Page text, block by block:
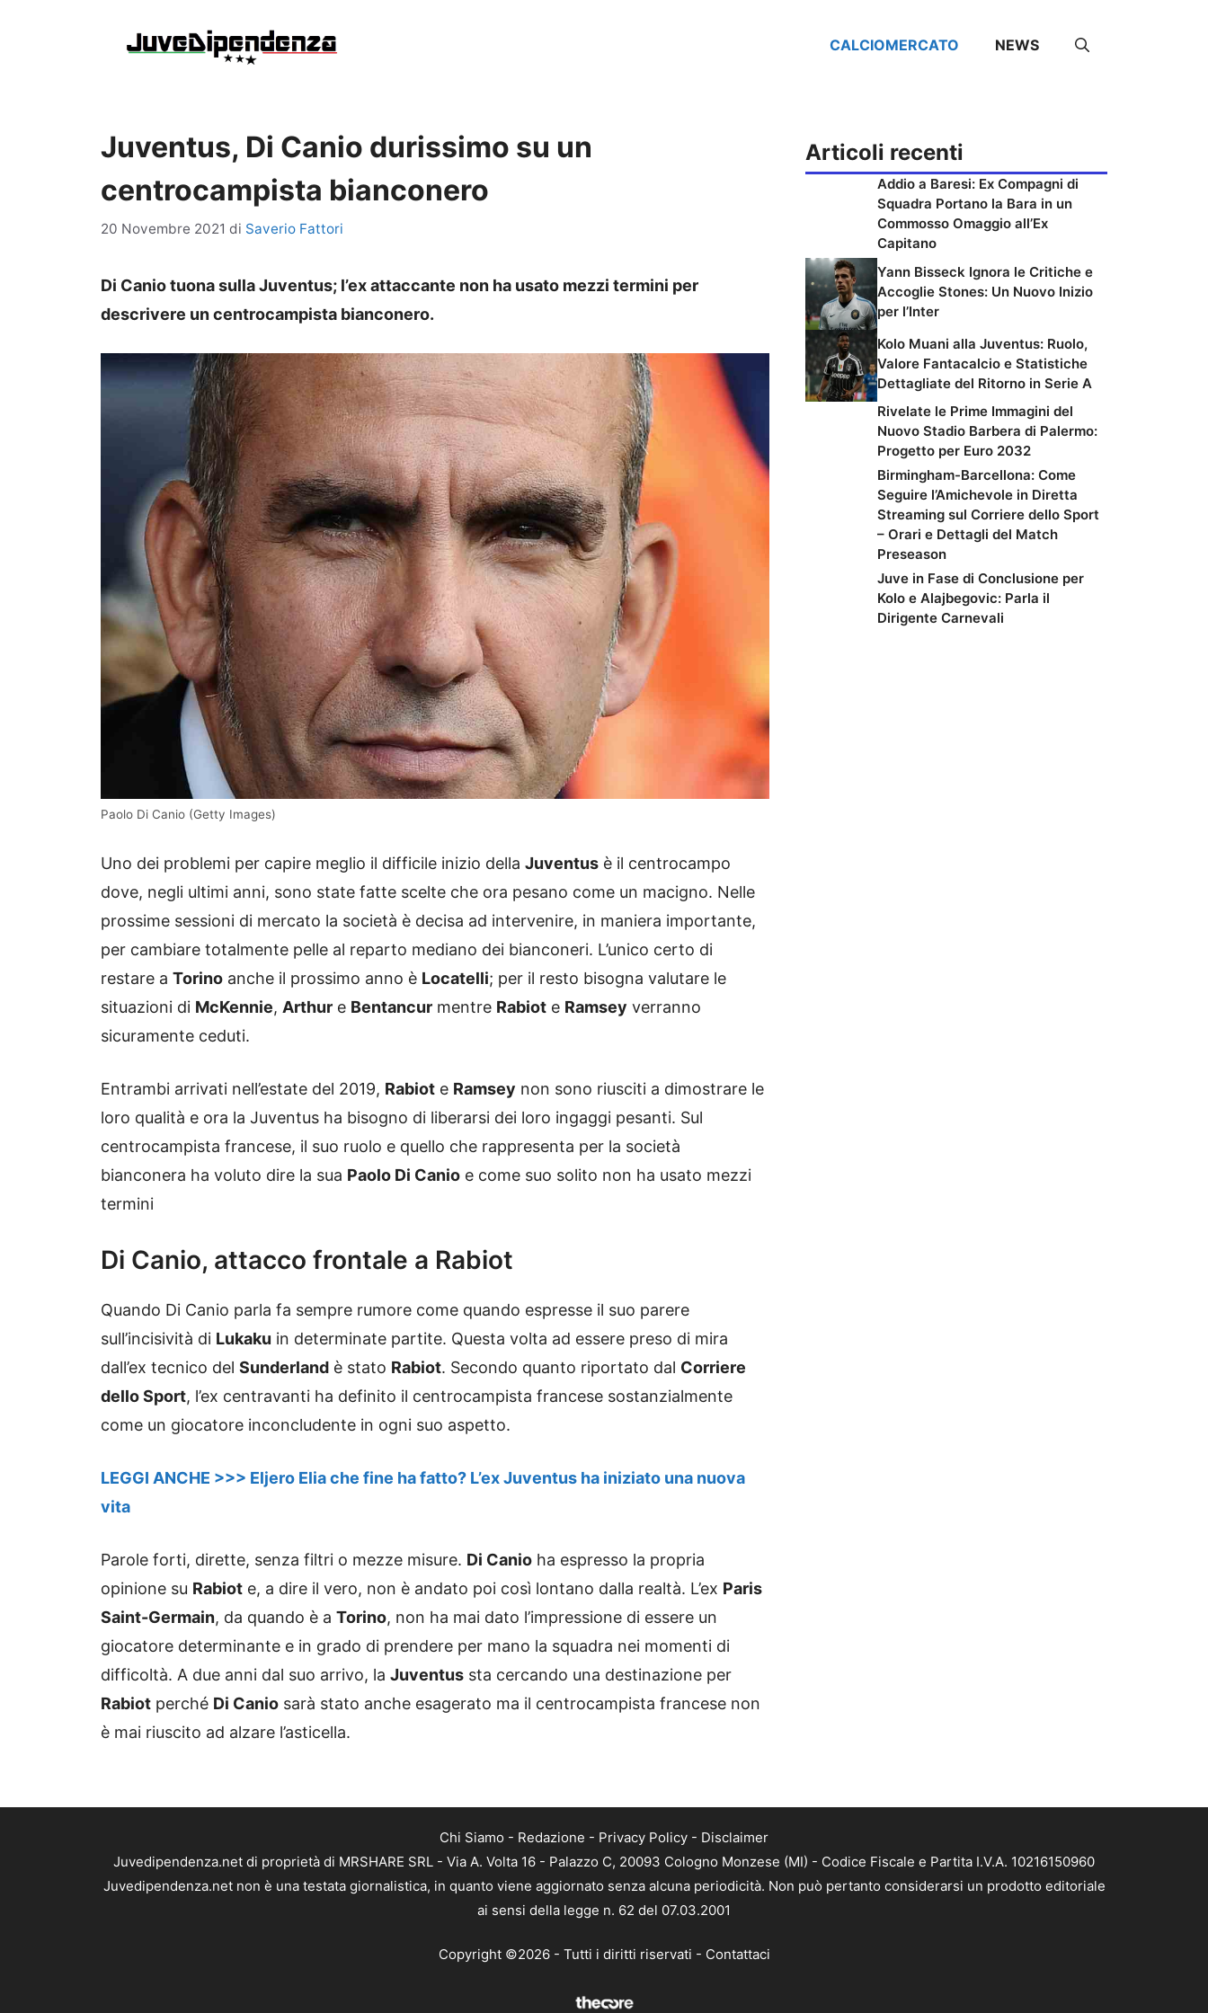
CALCIOMERCATO NEWS
Juventus, Di Canio durissimo su un
centrocampista bianconero
20 Novembre 2021 di Saverio Fattori
Di Canio tuona sulla Juventus; l’ex attaccante non ha usato mezzi termini per
descrivere un centrocampista bianconero.
Paolo Di Canio (Getty Images)
Uno dei problemi per capire meglio il difficile inizio della Juventus è il centrocampo
dove, negli ultimi anni, sono state fatte scelte che ora pesano come un macigno. Nelle
prossime sessioni di mercato la società è decisa ad intervenire, in maniera importante,
per cambiare totalmente pelle al reparto mediano dei bianconeri. L’unico certo di
restare a Torino anche il prossimo anno è Locatelli; per il resto bisogna valutare le
situazioni di McKennie, Arthur e Bentancur mentre Rabiot e Ramsey verranno
sicuramente ceduti.
Entrambi arrivati nell’estate del 2019, Rabiot e Ramsey non sono riusciti a dimostrare le
loro qualità e ora la Juventus ha bisogno di liberarsi dei loro ingaggi pesanti. Sul
centrocampista francese, il suo ruolo e quello che rappresenta per la società
bianconera ha voluto dire la sua Paolo Di Canio e come suo solito non ha usato mezzi
termini
Di Canio, attacco frontale a Rabiot
Quando Di Canio parla fa sempre rumore come quando espresse il suo parere
sull’incisività di Lukaku in determinate partite. Questa volta ad essere preso di mira
dall’ex tecnico del Sunderland è stato Rabiot. Secondo quanto riportato dal Corriere
dello Sport, l’ex centravanti ha definito il centrocampista francese sostanzialmente
come un giocatore inconcludente in ogni suo aspetto.
LEGGI ANCHE >>> Eljero Elia che fine ha fatto? L’ex Juventus ha iniziato una nuova
vita
Parole forti, dirette, senza filtri o mezze misure. Di Canio ha espresso la propria
opinione su Rabiot e, a dire il vero, non è andato poi così lontano dalla realtà. L’ex Paris
Saint-Germain, da quando è a Torino, non ha mai dato l’impressione di essere un
giocatore determinante e in grado di prendere per mano la squadra nei momenti di
difficoltà. A due anni dal suo arrivo, la Juventus sta cercando una destinazione per
Rabiot perché Di Canio sarà stato anche esagerato ma il centrocampista francese non
è mai riuscito ad alzare l’asticella.
Articoli recenti
Addio a Baresi: Ex Compagni di
Squadra Portano la Bara in un
Commosso Omaggio all’Ex
Capitano
Yann Bisseck Ignora le Critiche e
Accoglie Stones: Un Nuovo Inizio
per l’Inter
Kolo Muani alla Juventus: Ruolo,
Valore Fantacalcio e Statistiche
Dettagliate del Ritorno in Serie A
Rivelate le Prime Immagini del
Nuovo Stadio Barbera di Palermo:
Progetto per Euro 2032
Birmingham-Barcellona: Come
Seguire l’Amichevole in Diretta
Streaming sul Corriere dello Sport
– Orari e Dettagli del Match
Preseason
Juve in Fase di Conclusione per
Kolo e Alajbegovic: Parla il
Dirigente Carnevali
Chi Siamo - Redazione - Privacy Policy - Disclaimer
Juvedipendenza.net di proprietà di MRSHARE SRL - Via A. Volta 16 - Palazzo C, 20093 Cologno Monzese (MI) - Codice Fiscale e Partita I.V.A. 10216150960
Juvedipendenza.net non è una testata giornalistica, in quanto viene aggiornato senza alcuna periodicità. Non può pertanto considerarsi un prodotto editoriale
ai sensi della legge n. 62 del 07.03.2001
Copyright ©2026 - Tutti i diritti riservati - Contattaci